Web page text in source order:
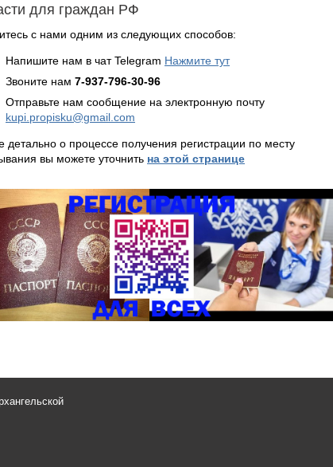
для граждан РФ
с нами одним из следующих способов:
Напишите нам в чат Telegram Нажмите тут
Звоните нам 7-937-796-30-96
Отправьте нам сообщение на электронную почту
kupi.propisku@gmail.com
детально о процессе получения регистрации по месту
вы можете уточнить на этой странице